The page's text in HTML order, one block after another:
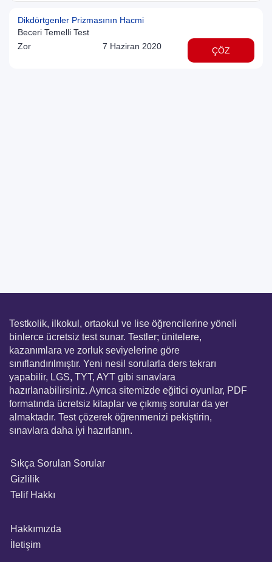
Dikdörtgenler Prizmasının Hacmi
Beceri Temelli Test
Zor
7 Haziran 2020 ÇÖZ
Testkolik, ilkokul, ortaokul ve lise öğrencilerine yöneli
binlerce ücretsiz test sunar. Testler; ünitelere,
kazanımlara ve zorluk seviyelerine göre
sınıflandırılmıştır. Yeni nesil sorularla ders tekrarı
yapabilir, LGS, TYT, AYT gibi sınavlara
hazırlanabilirsiniz. Ayrıca sitemizde eğitici oyunlar, PDF
formatında ücretsiz kitaplar ve çıkmış sorular da yer
almaktadır. Test çözerek öğrenmenizi pekiştirin,
sınavlara daha iyi hazırlanın.
Sıkça Sorulan Sorular
Gizlilik
Telif Hakkı
Hakkımızda
İletişim